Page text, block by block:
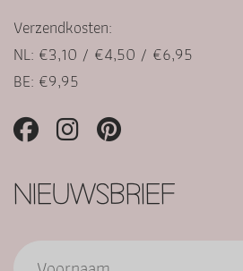
Verzendkosten:
NL: €3,10 / €4,50 / €6,95
BE: €9,95
NIEUWSBRIEF